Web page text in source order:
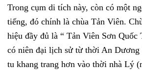
Trong cụm di tích này, còn có một
tiếng, đó chính là chùa Tản Viên.
hiệu đầy đủ là “ Tản Viên Sơn Quốc
có niên đại lịch sử từ thời An
tu khang trang hơn vào thời nhà Lý